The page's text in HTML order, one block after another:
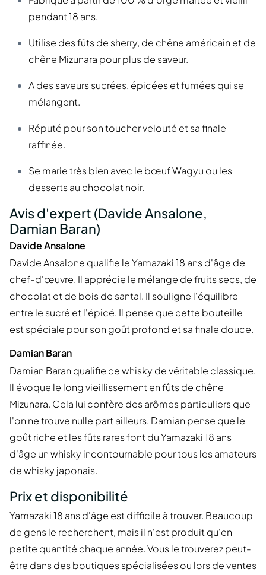
pendant 18 ans.
Utilise des fûts de sherry, de chêne américain et de
chêne Mizunara pour plus de saveur.
A des saveurs sucrées, épicées et fumées qui se
mélangent.
Réputé pour son toucher velouté et sa finale
raffinée.
Se marie très bien avec le bœuf Wagyu ou les
desserts au chocolat noir.
Avis d'expert (Davide Ansalone,
Damian Baran)
Davide Ansalone
Davide Ansalone qualifie le Yamazaki 18 ans d'âge de
chef-d'œuvre. Il apprécie le mélange de fruits secs, de
chocolat et de bois de santal. Il souligne l'équilibre
entre le sucré et l'épicé. Il pense que cette bouteille
est spéciale pour son goût profond et sa finale douce.
Damian Baran
Damian Baran qualifie ce whisky de véritable classique.
Il évoque le long vieillissement en fûts de chêne
Mizunara. Cela lui confère des arômes particuliers que
l'on ne trouve nulle part ailleurs. Damian pense que le
goût riche et les fûts rares font du Yamazaki 18 ans
d'âge un whisky incontournable pour tous les amateurs
de whisky japonais.
Prix et disponibilité
Yamazaki 18 ans d'âge est difficile à trouver. Beaucoup
de gens le recherchent, mais il n'est produit qu'en
petite quantité chaque année. Vous le trouverez peut-
être dans des boutiques spécialisées ou lors de ventes